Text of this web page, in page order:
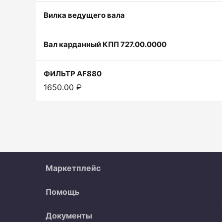
Вилка ведущего вала
Вал карданный КПП 727.00.0000
ФИЛЬТР АF880
1650.00 ₽
Маркетплейс
Помощь
Документы